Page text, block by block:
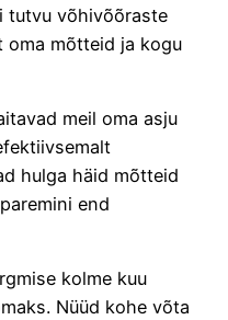
tutvu võhivõõraste
oma mõtteid ja kogu
meil oma asju
hulga häid mõtteid
end
kolme kuu
Nüüd kohe võta